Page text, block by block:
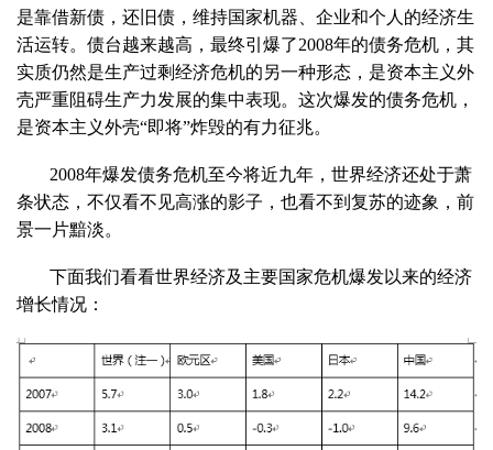
是靠借新债，还旧债，维持国家机器、企业和个人的经济生
活运转。债台越来越高，最终引爆了2008年的债务危机，其
实质仍然是生产过剩经济危机的另一种形态，是资本主义外
壳严重阻碍生产力发展的集中表现。这次爆发的债务危机，
是资本主义外壳“即将”炸毁的有力征兆。
2008年爆发债务危机至今将近九年，世界经济还处于萧
条状态，不仅看不见高涨的影子，也看不到复苏的迹象，前
景一片黯淡。
下面我们看看世界经济及主要国家危机爆发以来的经济
增长情况：